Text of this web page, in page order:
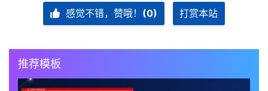
感觉不错，赞哦！ (0) 打赏本站
推荐模板